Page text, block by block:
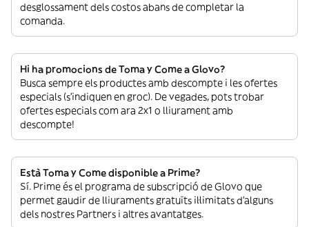
desglossament dels costos abans de completar la
comanda.
Hi ha promocions de Toma y Come a Glovo?
Busca sempre els productes amb descompte i les ofertes
especials (s’indiquen en groc). De vegades, pots trobar
ofertes especials com ara 2x1 o lliurament amb
descompte!
Està Toma y Come disponible a Prime?
Sí. Prime és el programa de subscripció de Glovo que
permet gaudir de lliuraments gratuïts il·limitats d’alguns
dels nostres Partners i altres avantatges.